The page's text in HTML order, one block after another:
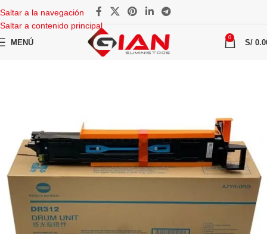
Saltar a la navegación
Saltar a contenido principal
MENÚ
0
S/